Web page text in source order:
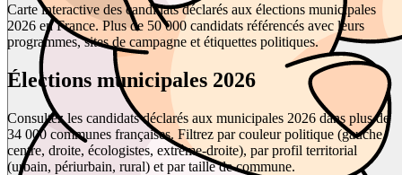
Carte interactive des candidats déclarés aux élections municipales
2026 en France. Plus de 50 000 candidats référencés avec leurs
programmes, sites de campagne et étiquettes politiques.
Élections municipales 2026
Consultez les candidats déclarés aux municipales 2026 dans plus de
34 000 communes françaises. Filtrez par couleur politique (gauche,
centre, droite, écologistes, extrême-droite), par profil territorial
(urbain, périurbain, rural) et par taille de commune.